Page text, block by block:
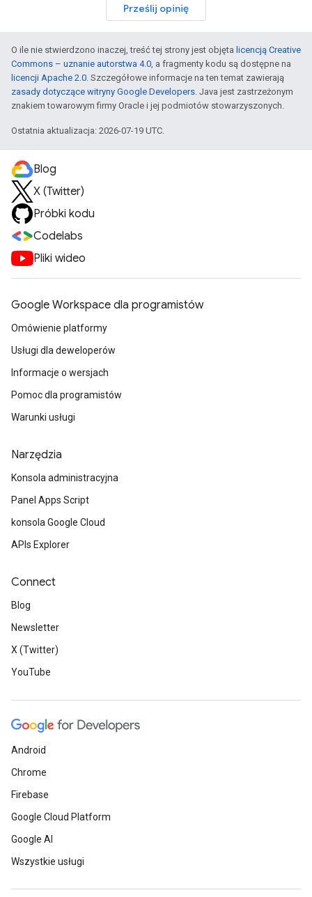
Prześlij opinię
O ile nie stwierdzono inaczej, treść tej strony jest objęta licencją Creative
Commons – uznanie autorstwa 4.0, a fragmenty kodu są dostępne na
licencji Apache 2.0. Szczegółowe informacje na ten temat zawierają
zasady dotyczące witryny Google Developers. Java jest zastrzeżonym
znakiem towarowym firmy Oracle i jej podmiotów stowarzyszonych.
Ostatnia aktualizacja: 2026-07-19 UTC.
Blog
X (Twitter)
Próbki kodu
Codelabs
Pliki wideo
Google Workspace dla programistów
Omówienie platformy
Usługi dla deweloperów
Informacje o wersjach
Pomoc dla programistów
Warunki usługi
Narzędzia
Konsola administracyjna
Panel Apps Script
konsola Google Cloud
APIs Explorer
Connect
Blog
Newsletter
X (Twitter)
YouTube
Android
Chrome
Firebase
Google Cloud Platform
Google AI
Wszystkie usługi